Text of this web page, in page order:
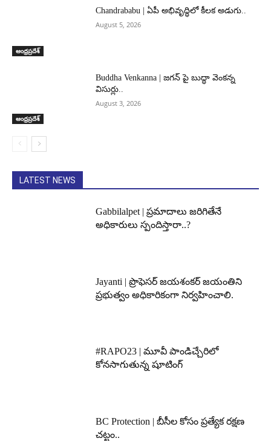
ఆంధ్రప్రదేశ్
Chandrababu | ఏపీ అభివృద్ధిలో కీలక అడుగు..
August 5, 2026
ఆంధ్రప్రదేశ్
Buddha Venkanna | జగన్ పై బుద్ధా వెంకన్న
విసుర్లు..
August 3, 2026
LATEST NEWS
Gabbilalpet | ప్రమాదాలు జరిగితేనే
అధికారులు స్పందిస్తారా..?
Jayanti | ప్రొఫెసర్ జయశంకర్ జయంతిని
ప్రభుత్వం అధికారికంగా నిర్వహించాలి.
#RAPO23 | మూవీ పాండిచ్చేరిలో
కోనసాగుతున్న షూటింగ్
BC Protection | బీసీల కోసం ప్రత్యేక రక్షణ
చట్టం..